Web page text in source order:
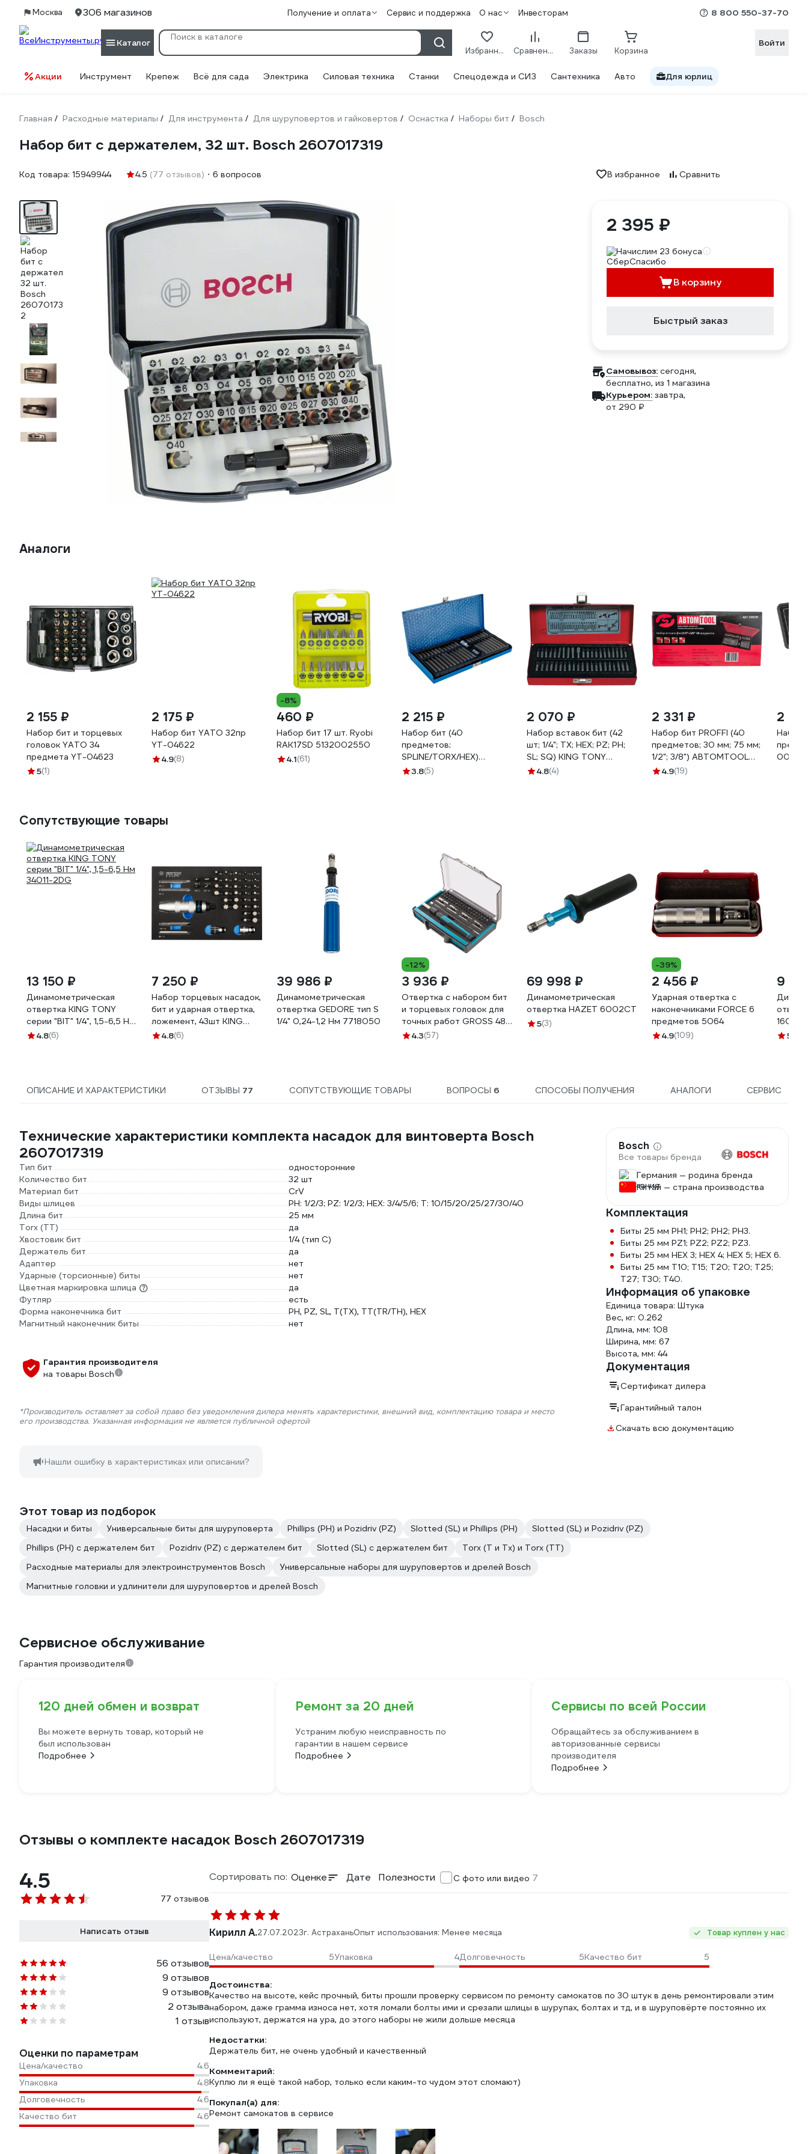
Москва 306 магазинов Получение и оплата Сервис и поддержка О нас Инвесторам 8 800 550-37-70
Каталог
Избранное Сравнение Заказы Корзина
Войти
Акции Инструмент Крепеж Всё для сада Электрика Силовая техника Станки Спецодежда и СИЗ Сантехника Авто Для юрлиц
Главная / Расходные материалы / Для инструмента / Для шуруповертов и гайковертов / Оснастка / Наборы бит / Bosch
Набор бит с держателем, 32 шт. Bosch 2607017319
Код товара: 15949944 4.5 (77 отзывов) 6 вопросов В избранное Сравнить
2 395 ₽
Начислим 23 бонуса
В корзину
Быстрый заказ
Самовывоз: сегодня,
бесплатно, из 1 магазина
Курьером: завтра,
от 290 ₽
Аналоги
2 155 ₽
Набор бит и торцевых
головок YATO 34
предмета YT-04623
5(1)
2 175 ₽
Набор бит YATO 32пр
YT-04622
4.9(8)
-8%
460 ₽
Набор бит 17 шт. Ryobi
RAK17SD 5132002550
4.1(61)
2 215 ₽
Набор бит (40
предметов;
SPLINE/TORX/HEX)
VERTUL VR41002
3.8(5)
2 070 ₽
Набор вставок бит (42
шт; 1/4"; TX; HEX; PZ; PH;
SL; SQ) KING TONY
1042CQ
4.8(4)
2 331 ₽
Набор бит PROFFI (40
предметов; 30 мм; 75 мм;
1/2"; 3/8") ABTOMTOOL
56040
4.9(19)
2
Набор
Сопутствующие товары
13 150 ₽
Динамометрическая
отвертка KING TONY
серии "BIT" 1/4", 1,5-6,5 Нм
34011-2DG
4.8(6)
7 250 ₽
Набор торцевых насадок,
бит и ударная отвертка,
ложемент, 43шт KING
TONY 9-4143FRV
4.8(6)
39 986 ₽
Динамометрическая
отвертка GEDORE тип S
1/4" 0,24-1,2 Нм 7718050
-12%
3 936 ₽
Отвертка с набором бит
и торцевых головок для
точных работ GROSS 48
шт., гибкий провод, CrMo
4.3(57)
69 998 ₽
Динамометрическая
отвертка HAZET 6002CT
5(3)
-39%
2 456 ₽
Ударная отвертка с
наконечниками FORCE 6
предметов 5064
4.9(109)
9
5
ОПИСАНИЕ И ХАРАКТЕРИСТИКИ ОТЗЫВЫ 77 СОПУТСТВУЮЩИЕ ТОВАРЫ ВОПРОСЫ 6 СПОСОБЫ ПОЛУЧЕНИЯ АНАЛОГИ СЕРВИС
Технические характеристики комплекта насадок для винтоверта Bosch
2607017319
Тип бит
односторонние
Количество бит
32 шт
Материал бит
CrV
Виды шлицев
PH: 1/2/3; PZ: 1/2/3; HEX: 3/4/5/6; T: 10/15/20/25/27/30/40
Длина бит
25 мм
Torx (TT)
да
Хвостовик бит
1/4 (тип С)
Держатель бит
да
Адаптер
нет
Ударные (торсионные) биты
нет
Цветная маркировка шлица
да
Футляр
есть
Форма наконечника бит
PH, PZ, SL, T(TX), TT(TR/TH), HEX
Магнитный наконечник биты
нет
Гарантия производителя
на товары Bosch
*Производитель оставляет за собой право без уведомления дилера менять характеристики, внешний вид, комплектацию товара и место
его производства. Указанная информация не является публичной офертой
Нашли ошибку в характеристиках или описании?
Bosch
Все товары бренда
Германия — родина бренда
Китай — страна производства
Комплектация
Биты 25 мм PH1; PH2; PH2; PH3.
Биты 25 мм PZ1; PZ2; PZ2; PZ3.
Биты 25 мм HEX 3; HEX 4; HEX 5; HEX 6.
Биты 25 мм T10; T15; T20; T20; T25;
T27; T30; T40.
Информация об упаковке
Единица товара: Штука
Вес, кг: 0.262
Длина, мм: 108
Ширина, мм: 67
Высота, мм: 44
Документация
Сертификат дилера
Гарантийный талон
Скачать всю документацию
Этот товар из подборок
Насадки и биты Универсальные биты для шуруповерта Phillips (PH) и Pozidriv (PZ) Slotted (SL) и Phillips (PH)
Slotted (SL) и Pozidriv (PZ)
Phillips (PH) с держателем бит
Pozidriv (PZ) с держателем бит Slotted (SL) с держателем бит
Torx (T и Tx) и Torx (TT)
Расходные материалы для электроинструментов Bosch
Универсальные наборы для шуруповертов и дрелей Bosch
Магнитные головки и удлинители для шуруповертов и дрелей Bosch
Сервисное обслуживание
Гарантия производителя
120 дней обмен и возврат
Вы можете вернуть товар, который не
был использован
Подробнее
Ремонт за 20 дней
Устраним любую неисправность по
гарантии в нашем сервисе
Подробнее
Сервисы по всей России
Обращайтесь за обслуживанием в
авторизованные сервисы
производителя
Подробнее
Отзывы о комплекте насадок Bosch 2607017319
4.5
77 отзывов
Написать отзыв
56 отзывов
9 отзывов
9 отзывов
2 отзыва
1 отзыв
Оценки по параметрам
Цена/качество
4.6
Упаковка
4.8
Долговечность
4.6
Качество бит
4.6
Сортировать по: Оценке Дате Полезности С фото или видео 7
Кирилл А.27.07.2023г. АстраханьОпыт использования: Менее месяца Товар куплен у нас
Цена/качество 5Упаковка 4Долговечность 5Качество бит 5
Достоинства:
Качество на высоте, кейс прочный, биты прошли проверку сервисом по ремонту самокатов по 30 штук в день ремонтировали этим
набором, даже грамма износа нет, хотя ломали болты ими и срезали шлицы в шурупах, болтах и тд, и в шуруповёрте постоянно их
используют, держатся на ура, до этого наборы не жили дольше месяца
Недостатки:
Держатель бит, не очень удобный и качественный
Комментарий:
Куплю ли я ещё такой набор, только если каким-то чудом этот сломают)
Покупал(а) для:
Ремонт самокатов в сервисе